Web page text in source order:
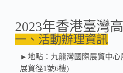
2023年香港臺灣
一、活動辦理資訊
►地點：九龍灣國際展貿中心
展貿徑1號6樓)